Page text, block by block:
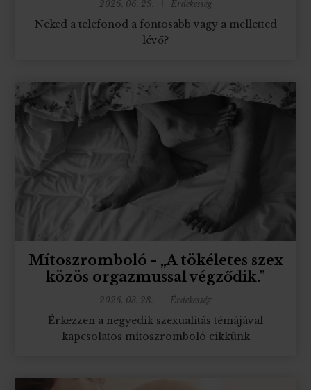
2026. 06. 29. Érdekesség
Neked a telefonod a fontosabb vagy a melletted
lévő?
Mítoszromboló - „A tökéletes szex
közös orgazmussal végződik.”
2026. 03. 28. Érdekesség
Érkezzen a negyedik szexualitás témájával
kapcsolatos mítoszromboló cikkünk